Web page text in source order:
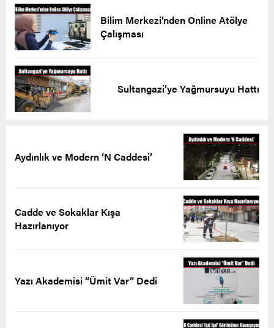
Bilim Merkezi’nden Online Atölye
Çalışması
Sultangazi’ye Yağmursuyu Hattı
Aydınlık ve Modern ‘N Caddesi’
Cadde ve Sokaklar Kışa
Hazırlanıyor
Yazı Akademisi “Ümit Var” Dedi